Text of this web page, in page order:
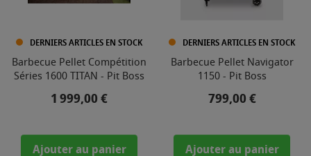
DERNIERS ARTICLES EN STOCK
Barbecue Pellet Compétition
Séries 1600 TITAN - Pit Boss
Prix
1 999,00 €
Ajouter au panier
DERNIERS ARTICLES EN STOCK
Barbecue Pellet Navigator
1150 - Pit Boss
Prix
799,00 €
Ajouter au panier